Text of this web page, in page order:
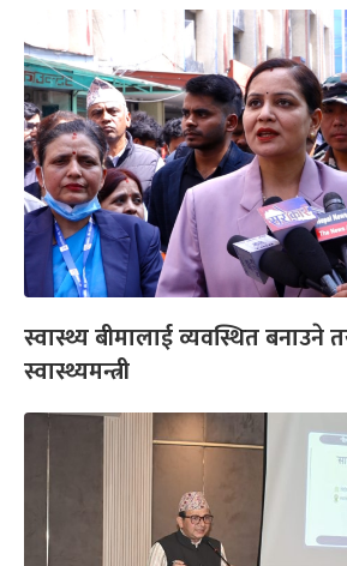
स्वास्थ्य बीमालाई व्यवस्थित बनाउने
स्वास्थ्यमन्त्री